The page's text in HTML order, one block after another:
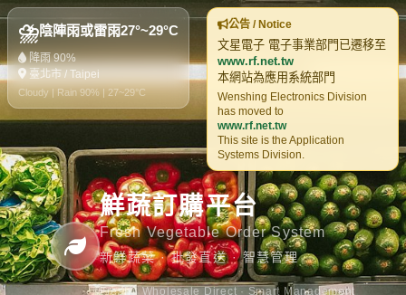
⛈️陰陣雨或雷雨27°~29°C
降雨 90%
臺北市 / Taipei
Cloudy | Rain 90% | 27~29°C
公告 / Notice
文星電子 電子事業部門已遷移至
www.rf.net.tw
本網站為應用系統部門
Wenshing Electronics Division
has moved to
www.rf.net.tw
This site is the Application
Systems Division.
鮮蔬訂購平台
Fresh Vegetable Order System
新鮮蔬菜 · 批發直送 · 智慧管理
Fresh · Wholesale Direct · Smart Management